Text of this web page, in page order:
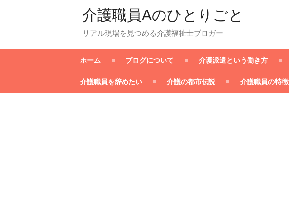
介護職員Aのひとりごと
リアル現場を見つめる介護福祉士ブロガー
ホーム ブログについて 介護派遣という働き方
介護職員を辞めたい 介護の都市伝説 介護職員の特徴